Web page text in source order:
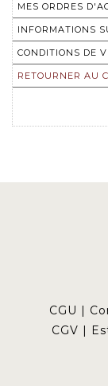
MES ORDRES
INFORMATIONS
CONDITIONS DE
RETOURNER AU
CGU
CGV